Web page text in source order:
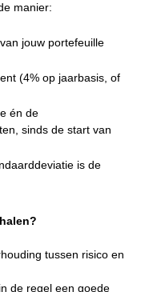
manier:
jouw portefeuille
(4% op jaarbasis, of
én de
sinds de start van
is de
tussen risico en
de regel een goede